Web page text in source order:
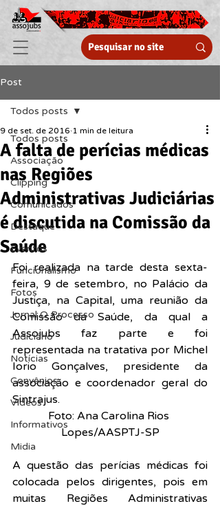
Post
Todos posts
Associação
Clipping
Comunicados
Destaque
Eventos
Funcionalismo
Fotos
Jornal O Processo
Judiciário
Notícias
Convênios
Vídeos
Informativos
Midia
Todos posts
A falta de perícias médicas
nas Regiões
Administrativas Judiciárias
é discutida na Comissão da
Saúde
9 de set. de 2016 1 min de leitura
Foi realizada na tarde desta sexta-
feira, 9 de setembro, no Palácio da
Justiça, na Capital, uma reunião da
Comissão da Saúde, da qual a
Assojubs faz parte e foi
representada na tratativa por Michel
Iorio Gonçalves, presidente da
associação e coordenador geral do
Sintrajus.
Foto: Ana Carolina Rios
Lopes/AASPTJ-SP
A questão das perícias médicas foi
colocada pelos dirigentes, pois em
muitas Regiões Administrativas